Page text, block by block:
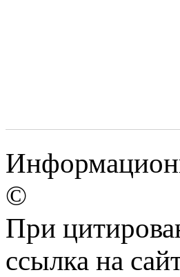
©
При
ссылка на